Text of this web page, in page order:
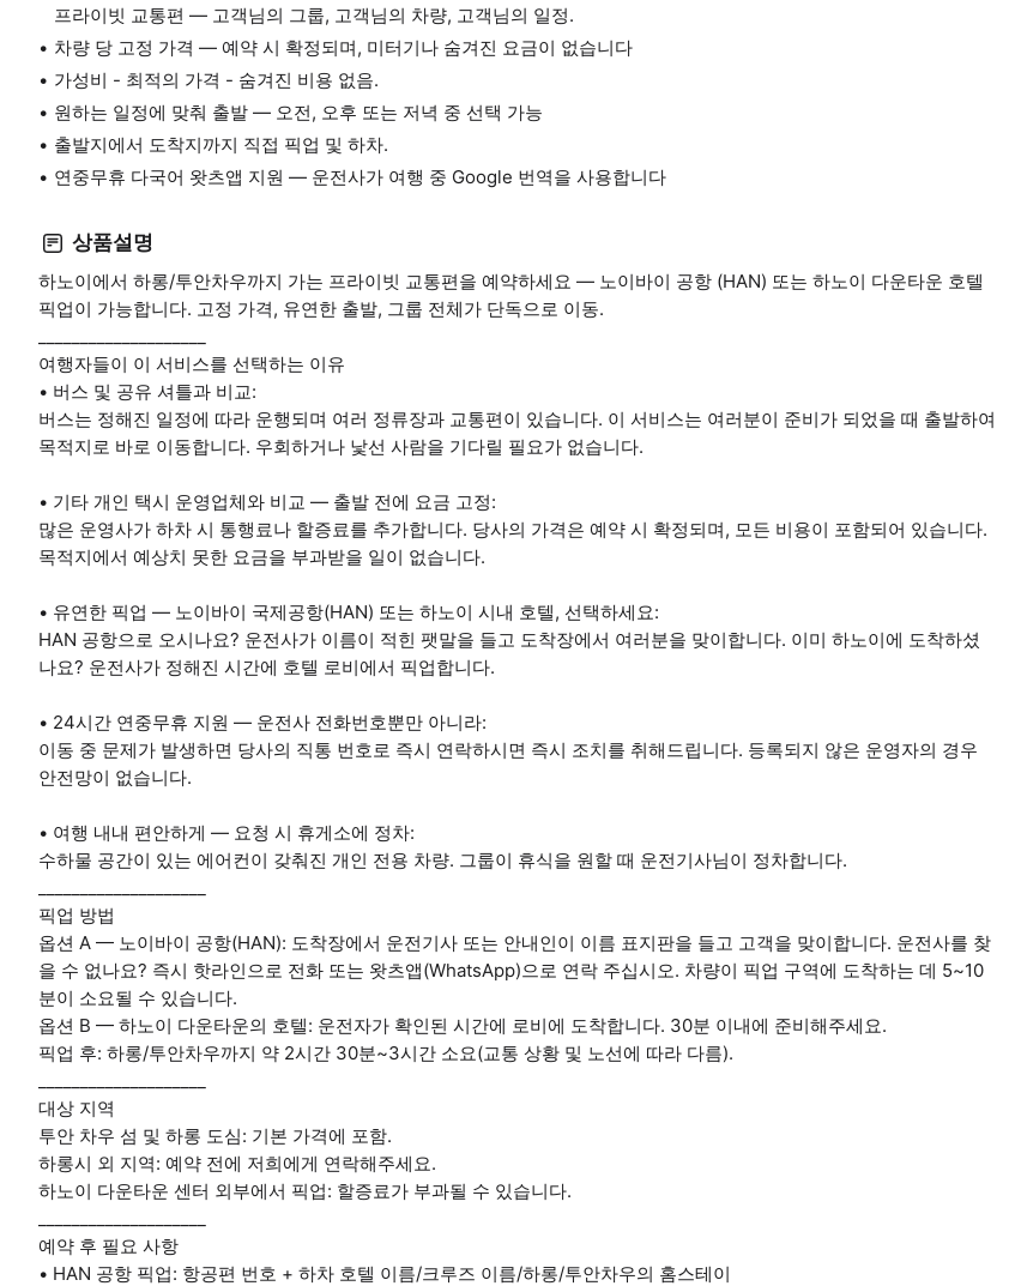
프라이빗 교통편 — 고객님의 그룹, 고객님의 차량, 고객님의 일정.
차량 당 고정 가격 — 예약 시 확정되며, 미터기나 숨겨진 요금이 없습니다
가성비 - 최적의 가격 - 숨겨진 비용 없음.
원하는 일정에 맞춰 출발 — 오전, 오후 또는 저녁 중 선택 가능
출발지에서 도착지까지 직접 픽업 및 하차.
연중무휴 다국어 왓츠앱 지원 — 운전사가 여행 중 Google 번역을 사용합니다
상품설명
하노이에서 하롱/투안차우까지 가는 프라이빗 교통편을 예약하세요 — 노이바이 공항 (HAN) 또는 하노이 다운타운 호텔
픽업이 가능합니다. 고정 가격, 유연한 출발, 그룹 전체가 단독으로 이동.
여행자들이 이 서비스를 선택하는 이유
• 버스 및 공유 셔틀과 비교:
버스는 정해진 일정에 따라 운행되며 여러 정류장과 교통편이 있습니다. 이 서비스는 여러분이 준비가 되었을 때 출발하여
목적지로 바로 이동합니다. 우회하거나 낯선 사람을 기다릴 필요가 없습니다.
• 기타 개인 택시 운영업체와 비교 — 출발 전에 요금 고정:
많은 운영사가 하차 시 통행료나 할증료를 추가합니다. 당사의 가격은 예약 시 확정되며, 모든 비용이 포함되어 있습니다.
목적지에서 예상치 못한 요금을 부과받을 일이 없습니다.
• 유연한 픽업 — 노이바이 국제공항(HAN) 또는 하노이 시내 호텔, 선택하세요:
HAN 공항으로 오시나요? 운전사가 이름이 적힌 팻말을 들고 도착장에서 여러분을 맞이합니다. 이미 하노이에 도착하셨
나요? 운전사가 정해진 시간에 호텔 로비에서 픽업합니다.
• 24시간 연중무휴 지원 — 운전사 전화번호뿐만 아니라:
이동 중 문제가 발생하면 당사의 직통 번호로 즉시 연락하시면 즉시 조치를 취해드립니다. 등록되지 않은 운영자의 경우
안전망이 없습니다.
• 여행 내내 편안하게 — 요청 시 휴게소에 정차:
수하물 공간이 있는 에어컨이 갖춰진 개인 전용 차량. 그룹이 휴식을 원할 때 운전기사님이 정차합니다.
픽업 방법
옵션 A — 노이바이 공항(HAN): 도착장에서 운전기사 또는 안내인이 이름 표지판을 들고 고객을 맞이합니다. 운전사를 찾
을 수 없나요? 즉시 핫라인으로 전화 또는 왓츠앱(WhatsApp)으로 연락 주십시오. 차량이 픽업 구역에 도착하는 데 5~10
분이 소요될 수 있습니다.
옵션 B — 하노이 다운타운의 호텔: 운전자가 확인된 시간에 로비에 도착합니다. 30분 이내에 준비해주세요.
픽업 후: 하롱/투안차우까지 약 2시간 30분~3시간 소요(교통 상황 및 노선에 따라 다름).
대상 지역
투안 차우 섬 및 하롱 도심: 기본 가격에 포함.
하롱시 외 지역: 예약 전에 저희에게 연락해주세요.
하노이 다운타운 센터 외부에서 픽업: 할증료가 부과될 수 있습니다.
예약 후 필요 사항
• HAN 공항 픽업: 항공편 번호 + 하차 호텔 이름/크루즈 이름/하롱/투안차우의 홈스테이